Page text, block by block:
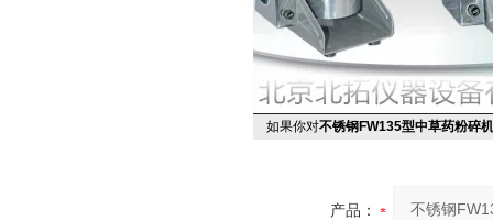
如果你对不锈钢FW135型中草药粉碎机
产品：